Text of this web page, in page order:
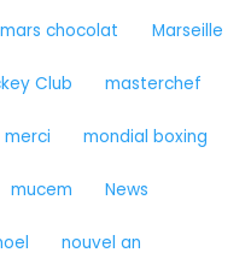
mars chocolat Marseille
Club masterchef
merci mondial boxing
mucem News
nouvel an